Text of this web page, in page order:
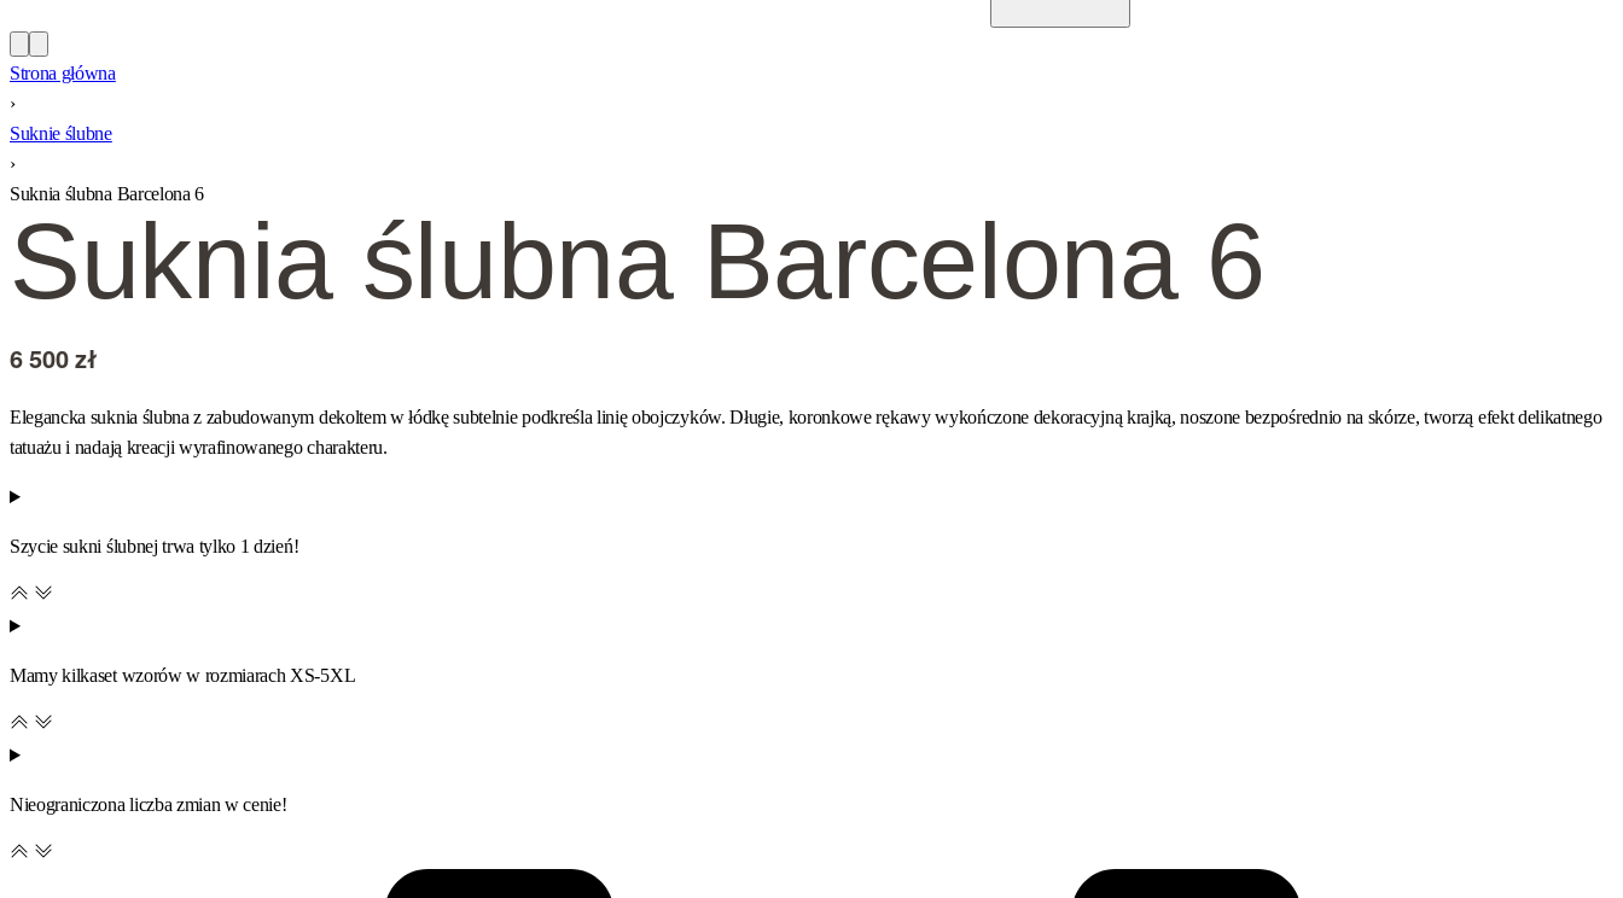
Strona główna
›
Suknie ślubne
›
Suknia ślubna Barcelona 6
Suknia ślubna Barcelona 6
6 500zł
Elegancka suknia ślubna z zabudowanym dekoltem w łódkę subtelnie podkreśla linię obojczyków. Długie, koronkowe rękawy wykończone dekoracyjną krajką, noszone bezpośrednio na skórze, tworzą efekt delikatnego
tatuażu i nadają kreacji wyrafinowanego charakteru.
Szycie sukni ślubnej trwa tylko 1 dzień!
Mamy kilkaset wzorów w rozmiarach XS-5XL
Nieograniczona liczba zmian w cenie!